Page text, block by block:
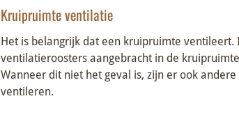
Kruipruimte ventilatie
Het is belangrijk dat een kruipruimte
ventilatieroosters aangebracht in de
Wanneer dit niet het geval is, zijn er ook
ventileren.